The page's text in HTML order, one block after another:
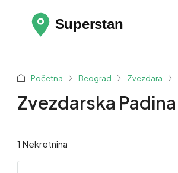
Početna Beograd Zvezdara
Zvezdarska Padina
1 Nekretnina